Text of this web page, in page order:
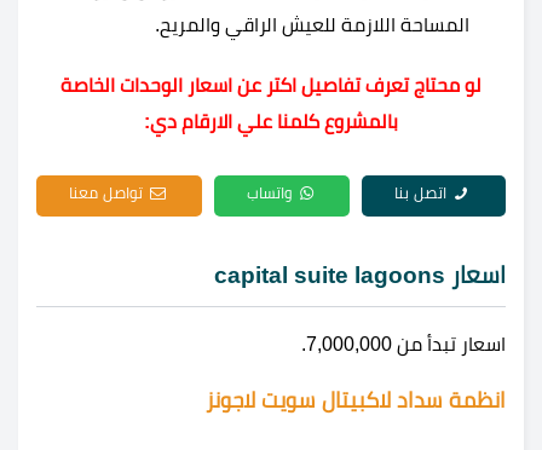
المساحة اللازمة للعيش الراقي والمريح.
لو محتاج تعرف تفاصيل اكتر عن اسعار الوحدات الخاصة
بالمشروع كلمنا علي الارقام دي:
اتصل بنا واتساب تواصل معنا
اسعار capital suite lagoons
اسعار تبدأ من 7,000,000.
انظمة سداد لاكبيتال سويت لاجونز